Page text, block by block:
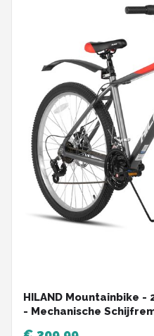
HILAND Mountainbike -
- Mechanische